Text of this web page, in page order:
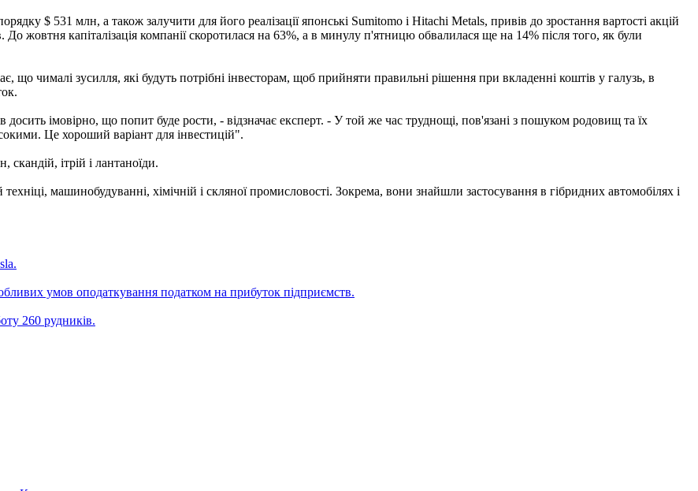
$ 531 млн, а також залучити для його реалізації японські Sumitomo і Hitachi Metals, привів до зростання вартості акцій
жовтня капіталізація компанії скоротилася на 63%, а в минулу п'ятницю обвалилася ще на 14% після того, як були
що чималі зусилля, які будуть потрібні інвесторам, щоб прийняти правильні рішення при вкладенні коштів у галузь, в
досить імовірно, що попит буде рости, - відзначає експерт. - У той же час труднощі, пов'язані з пошуком родовищ та їх
Це хороший варіант для інвестицій".
ітрій і лантаноїди.
машинобудуванні, хімічній і скляної промисловості. Зокрема, вони знайшли застосування в гібридних автомобілях і
умов оподаткування податком на прибуток підприємств.
260 рудників.